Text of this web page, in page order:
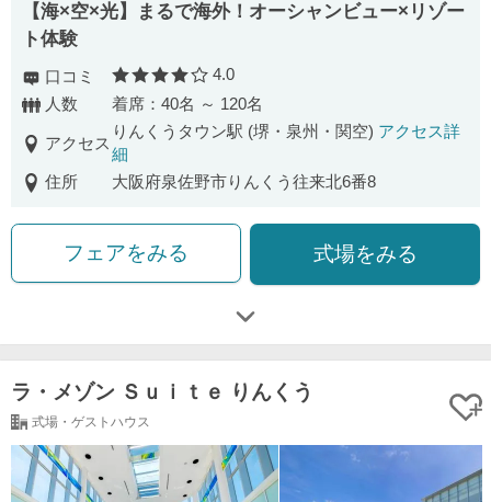
【海×空×光】まるで海外！オーシャンビュー×リゾー
ト体験
口コミ 口コミ評価
4.0
人数
着席：40名 ～ 120名
アクセス
りんくうタウン駅 (堺・泉州・関空) アクセス詳
細
住所
大阪府泉佐野市りんくう往来北6番8
フェアをみる 式場をみる
ラ・メゾン Ｓｕｉｔｅ りんくう
式場・ゲストハウス